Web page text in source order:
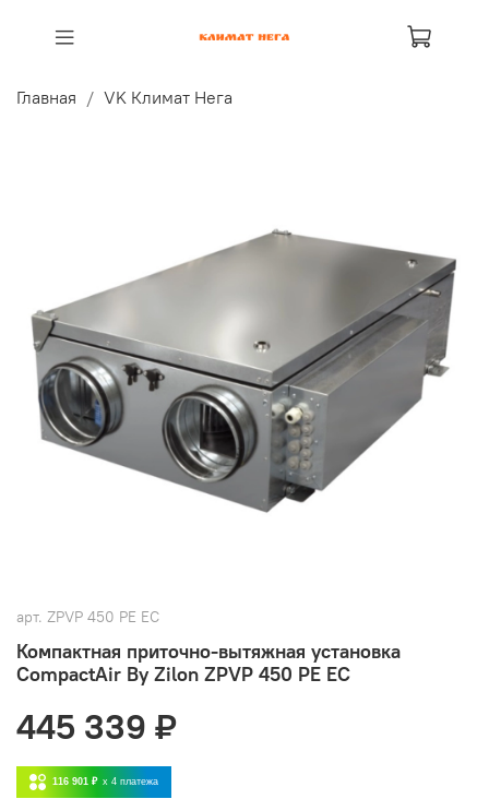
Главная VK Климат Нега
арт. ZPVP 450 PE EC
Компактная приточно-вытяжная установка
CompactAir By Zilon ZPVP 450 PE EC
445 339 ₽
116 901 ₽ x 4 платежа